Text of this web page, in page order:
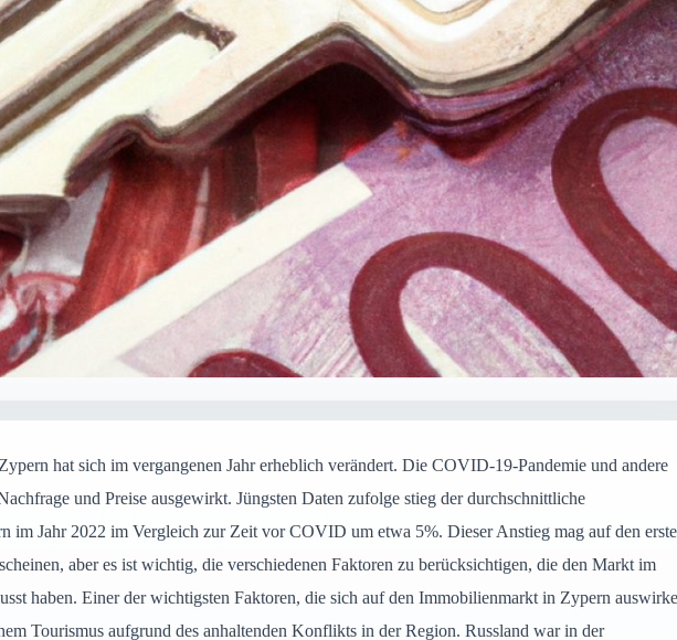
hat sich im vergangenen Jahr erheblich verändert. Die COVID-19-Pandemie und andere
und Preise ausgewirkt. Jüngsten Daten zufolge stieg der durchschnittliche
im Jahr 2022 im Vergleich zur Zeit vor COVID um etwa 5%. Dieser Anstieg mag auf den
aber es ist wichtig, die verschiedenen Faktoren zu berücksichtigen, die den Markt im
haben. Einer der wichtigsten Faktoren, die sich auf den Immobilienmarkt in Zypern
Tourismus aufgrund des anhaltenden Konflikts in der Region. Russland war in der